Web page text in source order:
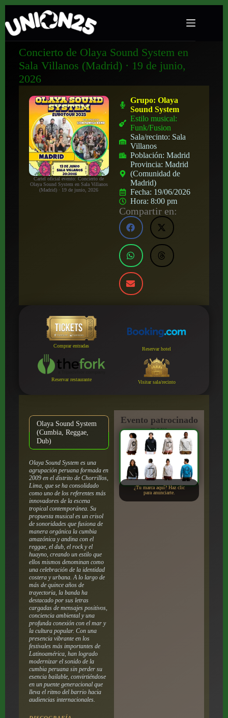
Concierto de Olaya Sound System en
Sala Villanos (Madrid) · 19 de junio,
2026
Cartel oficial evento: Concierto de
Olaya Sound System en Sala Villanos
(Madrid) · 19 de junio, 2026
Grupo:Olaya
Sound System
Estilo musical:
Funk/Fusion
Sala/recinto: Sala
Villanos
Población:Madrid
Provincia:Madrid
(Comunidad de
Madrid)
Fecha: 19/06/2026
Hora:8:00 pm
Compartir en:
Comprar entradas
Reservar hotel
Reservar restaurante Visitar sala/recinto
Olaya Sound System
(Cumbia, Reggae,
Dub)
Olaya Sound System es una
agrupación peruana formada en
2009 en el distrito de Chorrillos,
Lima, que se ha consolidado
como uno de los referentes más
innovadores de la escena
tropical contemporánea. Su
propuesta musical es un crisol
de sonoridades que fusiona de
manera orgánica la cumbia
amazónica y andina con el
reggae, el dub, el rock y el
huayno, creando un estilo que
ellos mismos denominan como
una celebración de la identidad
costera y urbana. A lo largo de
más de quince años de
trayectoria, la banda ha
destacado por sus letras
cargadas de mensajes positivos,
conciencia ambiental y una
profunda conexión con el mar y
la cultura popular. Con una
presencia vibrante en los
festivales más importantes de
Latinoamérica, han logrado
modernizar el sonido de la
cumbia peruana sin perder su
esencia bailable, convirtiéndose
en un puente generacional que
lleva el ritmo del barrio hacia
audiencias internacionales.
Evento patrocinado
por:
¿Tu marca aquí? Haz clic
para anunciarte.